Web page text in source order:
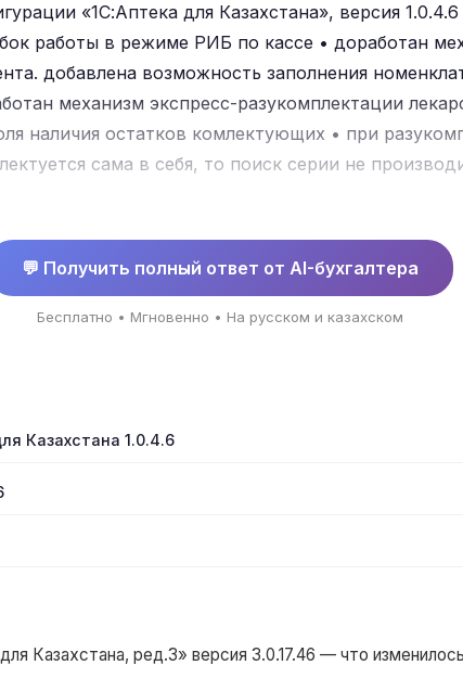
«1С:Аптека для Казахстана», версия
работы в режиме РИБ по кассе • доработан
добавлена возможность заполнения
механизм экспресс-разукомплектации
наличия остатков комлектующих • при
сама в себя, то поиск серии не
💬 Получить полный ответ от AI-бухгалтера
Бесплатно • Мгновенно • На русском и казахском
Казахстана 1.0.4.6
Казахстана, ред.3» версия 3.0.17.46 — что